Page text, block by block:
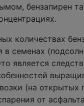
бензапирен
количествах
в семенах
является
(на открытых
от